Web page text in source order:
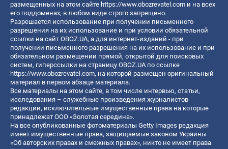
размещенных на этом сайте https://www.obozrevatel.com и на всех
его поддоменах, в любом виде строго запрещено.
Разрешается использование при получении письменного
разрешения на их использование и при условии обязательной
ссылки на сайт OBOZ.UA, а для интернет-изданий - при
получении письменного разрешения на их использование и при
обязательном размещении прямой, открытой для поисковых
систем, гиперссылки на страницу OBOZ.UA по ссылке
https://www.obozrevatel.com, на которой размещен оригинальный
материал в первом абзаце материала.
Все материалы на этом сайте, в том числе интервью, статьи,
исследования – служебные произведения журналистов
редакции, исключительные имущественные права на которые
принадлежат ООО «Золотая середина».
На все опубликованные фотоматериалы Getty Images редакция
имеет имущественные права, защищаемые законом Украины
«Об авторских правах и смежных правах», никто не имеет права